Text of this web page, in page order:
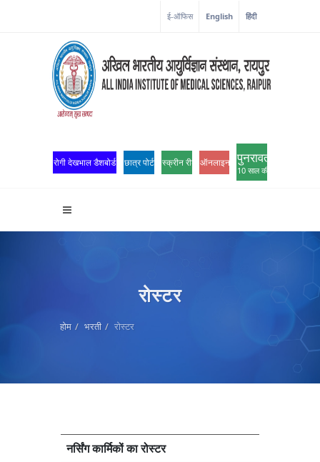
ई-ऑफिस English हिंदी
रोगी देखभाल डैशबोर्ड छात्र पोर्टल स्क्रीन रीडर एक्सेसऑनलाइन ओपीडी पंजीकरण
पुनरावर्तन
10 साल की उत्कृष्टता
रोस्टर
होम भरती रोस्टर
नर्सिंग कार्मिकों का रोस्टर